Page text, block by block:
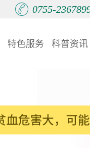
0755-
特色服务 科普资讯